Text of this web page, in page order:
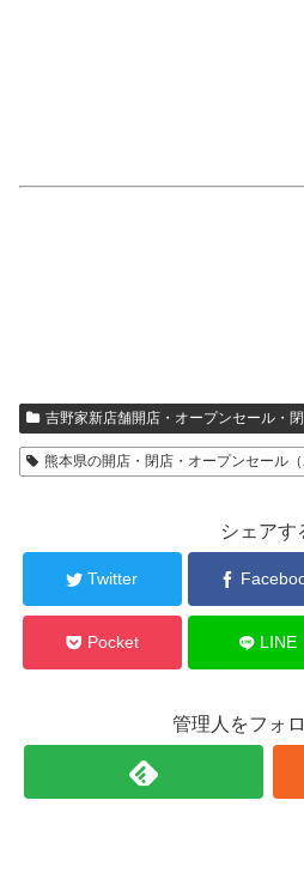
吉野家新店舗開店・オープンセール・閉
熊本県の開店・閉店・オープンセール（
シェアす
Twitter
Pocket LINE
管理人をフォ